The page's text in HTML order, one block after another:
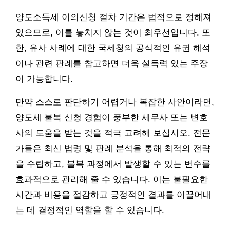
양도소득세 이의신청 절차 기간은 법적으로 정해져
있으므로, 이를 놓치지 않는 것이 최우선입니다. 또
한, 유사 사례에 대한 국세청의 공식적인 유권 해석
이나 관련 판례를 참고하면 더욱 설득력 있는 주장
이 가능합니다.
만약 스스로 판단하기 어렵거나 복잡한 사안이라면,
양도세 불복 신청 경험이 풍부한 세무사 또는 변호
사의 도움을 받는 것을 적극 고려해 보십시오. 전문
가들은 최신 법령 및 판례 분석을 통해 최적의 전략
을 수립하고, 불복 과정에서 발생할 수 있는 변수를
효과적으로 관리해 줄 수 있습니다. 이는 불필요한
시간과 비용을 절감하고 긍정적인 결과를 이끌어내
는 데 결정적인 역할을 할 수 있습니다.